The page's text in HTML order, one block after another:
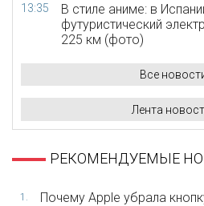
13:35
В стиле аниме: в
футуристический
225 км (фото)
Все
Лента
РЕКОМЕНДУЕМЫЕ
1.
Почему Apple убрала